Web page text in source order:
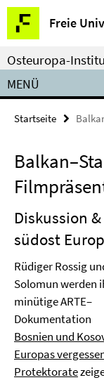
Springe
direkt
zu
Inhalt
Freie
Service-
Navigation
Osteuropa-
MENÜ
Startseite
Diskussion
südost
Rüdiger Rossig
Solomun werden
minütige ARTE–
Dokumentation
Bosnien und
Europas
Protektorate